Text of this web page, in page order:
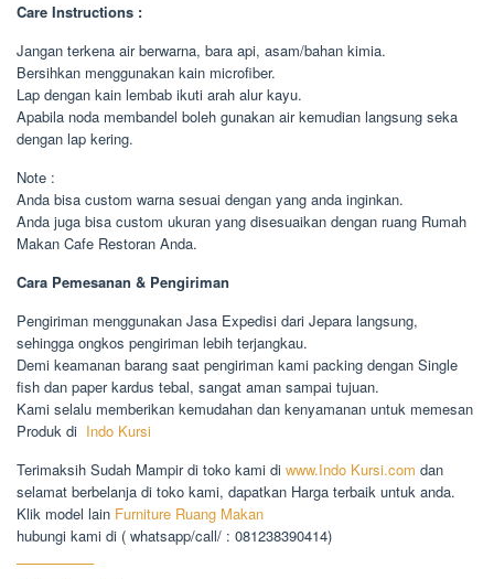
Care Instructions :
Jangan terkena air berwarna, bara api, asam/bahan kimia.
Bersihkan menggunakan kain microfiber.
Lap dengan kain lembab ikuti arah alur kayu.
Apabila noda membandel boleh gunakan air kemudian langsung seka
dengan lap kering.
Note :
Anda bisa custom warna sesuai dengan yang anda inginkan.
Anda juga bisa custom ukuran yang disesuaikan dengan ruang Rumah
Makan Cafe Restoran Anda.
Cara Pemesanan & Pengiriman
Pengiriman menggunakan Jasa Expedisi dari Jepara langsung,
sehingga ongkos pengiriman lebih terjangkau.
Demi keamanan barang saat pengiriman kami packing dengan Single
fish dan paper kardus tebal, sangat aman sampai tujuan.
Kami selalu memberikan kemudahan dan kenyamanan untuk memesan
Produk di Indo Kursi
Terimaksih Sudah Mampir di toko kami di www.Indo Kursi.com dan
selamat berbelanja di toko kami, dapatkan Harga terbaik untuk anda.
Klik model lain Furniture Ruang Makan
hubungi kami di ( whatsapp/call/ : 081238390414)